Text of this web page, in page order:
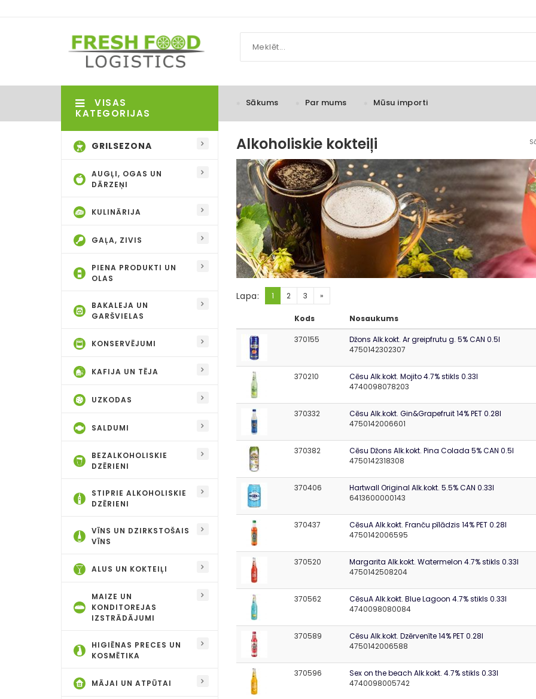
VISAS
KATEGORIJAS
GRILSEZONA
AUGĻI, OGAS UN
DĀRZEŅI
KULINĀRIJA
GAĻA, ZIVIS
PIENA PRODUKTI UN
OLAS
BAKALEJA UN
GARŠVIELAS
KONSERVĒJUMI
KAFIJA UN TĒJA
UZKODAS
SALDUMI
BEZALKOHOLISKIE
DZĒRIENI
STIPRIE ALKOHOLISKIE
DZĒRIENI
VĪNS UN DZIRKSTOŠAIS
VĪNS
ALUS UN KOKTEIĻI
MAIZE UN
KONDITOREJAS
IZSTRĀDĀJUMI
HIGIĒNAS PRECES UN
KOSMĒTIKA
MĀJAI UN ATPŪTAI
Sākums Par mums Mūsu importi
Alkoholiskie kokteiļi
Lapa: 1 2 3 »
Kods Nosaukums
370155
Džons Alk.kokt. Ar greipfrutu g. 5% CAN 0.5l
4750142302307
370210
Cēsu Alk.kokt. Mojito 4.7% stikls 0.33l
4740098078203
370332
Cēsu Alk.kokt. Gin&Grapefruit 14% PET 0.28l
4750142006601
370382
Cēsu Džons Alk.kokt. Pina Colada 5% CAN 0.5l
4750142318308
370406
Hartwall Original Alk.kokt. 5.5% CAN 0.33l
6413600000143
370437
CēsuA Alk.kokt. Franču pīlādzis 14% PET 0.28l
4750142006595
370520
Margarita Alk.kokt. Watermelon 4.7% stikls 0.33l
4750142508204
370562
CēsuA Alk.kokt. Blue Lagoon 4.7% stikls 0.33l
4740098080084
370589
Cēsu Alk.kokt. Dzērvenīte 14% PET 0.28l
4750142006588
370596
Sex on the beach Alk.kokt. 4.7% stikls 0.33l
4740098005742